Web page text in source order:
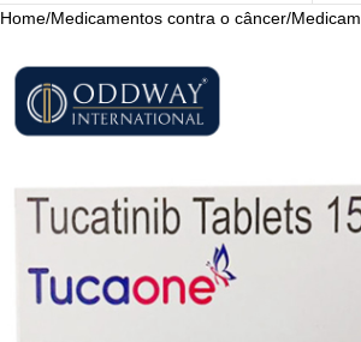
Home/Medicamentos contra o câncer/